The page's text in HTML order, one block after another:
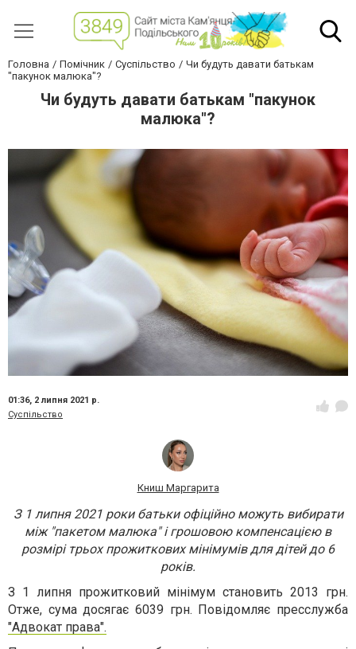
Головна Помічник Суспільство
Чи будуть давати батькам
"пакунок малюка"?
Чи будуть давати батькам "пакунок
малюка"?
01:36, 2 липня 2021 р.
Суспільство
Книш Маргарита
З 1 липня 2021 роки батьки офіційно можуть вибирати
між "пакетом малюка" і грошовою компенсацією в
розмірі трьох прожиткових мінімумів для дітей до 6
років.
З 1 липня прожитковий мінімум становить 2013 грн.
Отже, сума досягає 6039 грн. Повідомляє пресслужба
"Адвокат права".